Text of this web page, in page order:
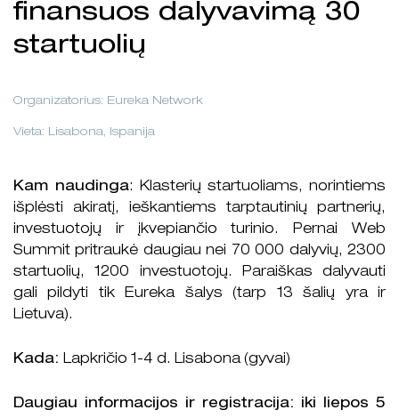
finansuos dalyvavimą 30
startuolių
Organizatorius: Eureka Network
Vieta: Lisabona, Ispanija
Kam naudinga: Klasterių startuoliams, norintiems
išplėsti akiratį, ieškantiems tarptautinių partnerių,
investuotojų ir įkvepiančio turinio. Pernai Web
Summit pritraukė daugiau nei 70 000 dalyvių, 2300
startuolių, 1200 investuotojų. Paraiškas dalyvauti
gali pildyti tik Eureka šalys (tarp 13 šalių yra ir
Lietuva).
Kada: Lapkričio 1-4 d. Lisabona (gyvai)
Daugiau informacijos ir registracija: iki liepos 5